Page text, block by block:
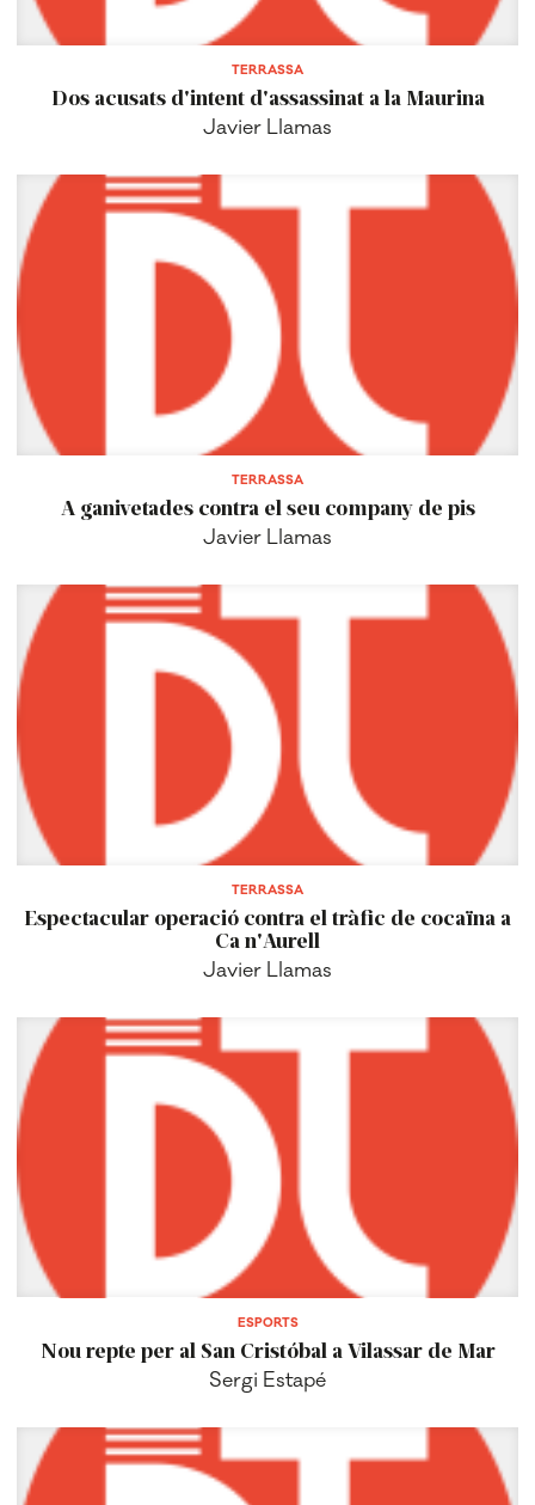
TERRASSA
Dos acusats d'intent d'assassinat a la Maurina
Javier Llamas
TERRASSA
A ganivetades contra el seu company de pis
Javier Llamas
TERRASSA
Espectacular operació contra el tràfic de cocaïna a
Ca n'Aurell
Javier Llamas
ESPORTS
Nou repte per al San Cristóbal a Vilassar de Mar
Sergi Estapé